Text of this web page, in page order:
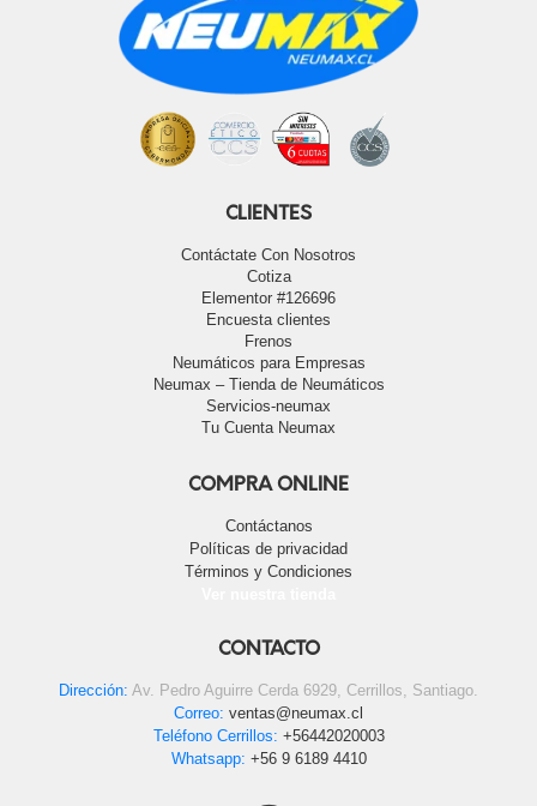
CLIENTES
Contáctate Con Nosotros
Cotiza
Elementor #126696
Encuesta clientes
Frenos
Neumáticos para Empresas
Neumax – Tienda de Neumáticos
Servicios-neumax
Tu Cuenta Neumax
COMPRA ONLINE
Contáctanos
Políticas de privacidad
Términos y Condiciones
CONTACTO
Dirección: Av. Pedro Aguirre Cerda 6929, Cerrillos, Santiago.
Correo: ventas@neumax.cl
Teléfono Cerrillos: +56442020003
Whatsapp: +56 9 6189 4410